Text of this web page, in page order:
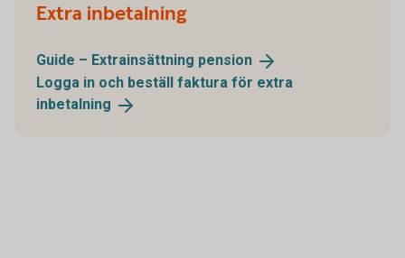
Extra inbetalning
Guide – Extrainsättning pension
Logga in och beställ faktura för extra
inbetalning